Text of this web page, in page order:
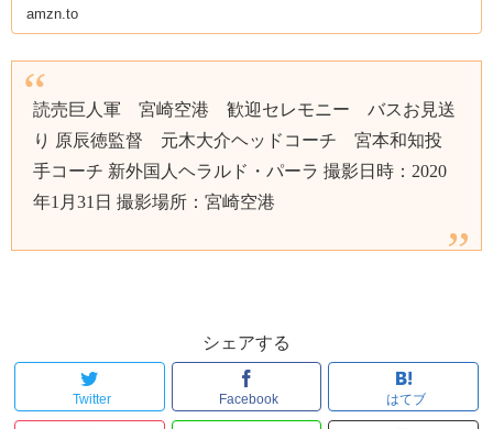
amzn.to
読売巨人軍 宮崎空港 歓迎セレモニー バスお見送
り 原辰徳監督 元木大介ヘッドコーチ 宮本和知投
手コーチ 新外国人ヘラルド・パーラ 撮影日時：2020
年1月31日 撮影場所：宮崎空港
シェアする
Twitter Facebook はてブ